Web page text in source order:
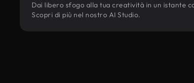
Dai libero sfogo alla tua creatività in un istante
Scopri di più nel nostro AI Studio.